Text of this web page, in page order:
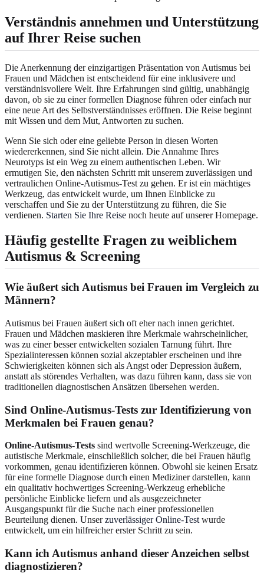
Verständnis annehmen und Unterstützung
auf Ihrer Reise suchen
Die Anerkennung der einzigartigen Präsentation von Autismus bei
Frauen und Mädchen ist entscheidend für eine inklusivere und
verständnisvollere Welt. Ihre Erfahrungen sind gültig, unabhängig
davon, ob sie zu einer formellen Diagnose führen oder einfach nur
eine neue Art des Selbstverständnisses eröffnen. Die Reise beginnt
mit Wissen und dem Mut, Antworten zu suchen.
Wenn Sie sich oder eine geliebte Person in diesen Worten
wiedererkennen, sind Sie nicht allein. Die Annahme Ihres
Neurotyps ist ein Weg zu einem authentischen Leben. Wir
ermutigen Sie, den nächsten Schritt mit unserem zuverlässigen und
vertraulichen Online-Autismus-Test zu gehen. Er ist ein mächtiges
Werkzeug, das entwickelt wurde, um Ihnen Einblicke zu
verschaffen und Sie zu der Unterstützung zu führen, die Sie
verdienen. Starten Sie Ihre Reise noch heute auf unserer Homepage.
Häufig gestellte Fragen zu weiblichem
Autismus & Screening
Wie äußert sich Autismus bei Frauen im Vergleich zu
Männern?
Autismus bei Frauen äußert sich oft eher nach innen gerichtet.
Frauen und Mädchen maskieren ihre Merkmale wahrscheinlicher,
was zu einer besser entwickelten sozialen Tarnung führt. Ihre
Spezialinteressen können sozial akzeptabler erscheinen und ihre
Schwierigkeiten können sich als Angst oder Depression äußern,
anstatt als störendes Verhalten, was dazu führen kann, dass sie von
traditionellen diagnostischen Ansätzen übersehen werden.
Sind Online-Autismus-Tests zur Identifizierung von
Merkmalen bei Frauen genau?
Online-Autismus-Tests sind wertvolle Screening-Werkzeuge, die
autistische Merkmale, einschließlich solcher, die bei Frauen häufig
vorkommen, genau identifizieren können. Obwohl sie keinen Ersatz
für eine formelle Diagnose durch einen Mediziner darstellen, kann
ein qualitativ hochwertiges Screening-Werkzeug erhebliche
persönliche Einblicke liefern und als ausgezeichneter
Ausgangspunkt für die Suche nach einer professionellen
Beurteilung dienen. Unserzuverlässiger Online-Test wurde
entwickelt, um ein hilfreicher erster Schritt zu sein.
Kann ich Autismus anhand dieser Anzeichen selbst
diagnostizieren?